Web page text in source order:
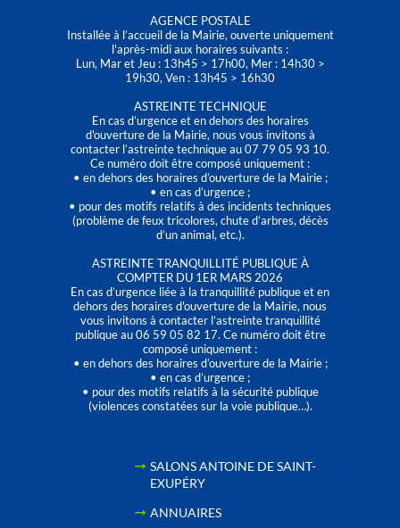
AGENCE POSTALE
Installée à l’accueil de la Mairie, ouverte uniquement
l'après-midi aux horaires suivants :
Lun, Mar et Jeu : 13h45 > 17h00, Mer : 14h30 >
19h30, Ven : 13h45 > 16h30
ASTREINTE TECHNIQUE
En cas d’urgence et en dehors des horaires
d'ouverture de la Mairie, nous vous invitons à
contacter l’astreinte technique au 07 79 05 93 10.
Ce numéro doit être composé uniquement :
• en dehors des horaires d’ouverture de la Mairie ;
• en cas d’urgence ;
• pour des motifs relatifs à des incidents techniques
(problème de feux tricolores, chute d’arbres, décès
d’un animal, etc.).
ASTREINTE TRANQUILLITÉ PUBLIQUE À
COMPTER DU 1ER MARS 2026
En cas d’urgence liée à la tranquillité publique et en
dehors des horaires d'ouverture de la Mairie, nous
vous invitons à contacter l’astreinte tranquillité
publique au 06 59 05 82 17. Ce numéro doit être
composé uniquement :
• en dehors des horaires d’ouverture de la Mairie ;
• en cas d’urgence ;
• pour des motifs relatifs à la sécurité publique
(violences constatées sur la voie publique…).
SALONS ANTOINE DE SAINT-
EXUPÉRY
ANNUAIRES